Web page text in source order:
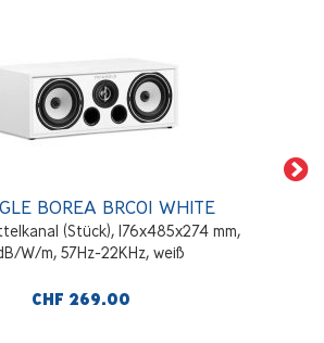
BOREA BRC01 WHITE
(Stück), 176x485x274 mm,
W/m, 57Hz-22KHz, weiß
CHF 269.00